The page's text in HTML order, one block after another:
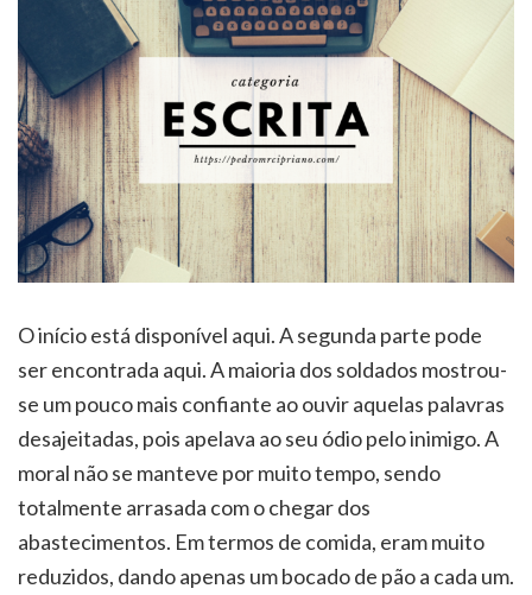
O início está disponível aqui. A segunda parte pode
ser encontrada aqui. A maioria dos soldados mostrou-
se um pouco mais confiante ao ouvir aquelas palavras
desajeitadas, pois apelava ao seu ódio pelo inimigo. A
moral não se manteve por muito tempo, sendo
totalmente arrasada com o chegar dos
abastecimentos. Em termos de comida, eram muito
reduzidos, dando apenas um bocado de pão a cada um.